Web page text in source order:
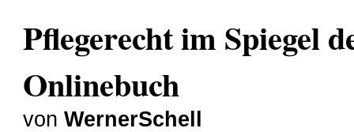
Pflegerecht im Spiegel
Onlinebuch
vonWernerSchell